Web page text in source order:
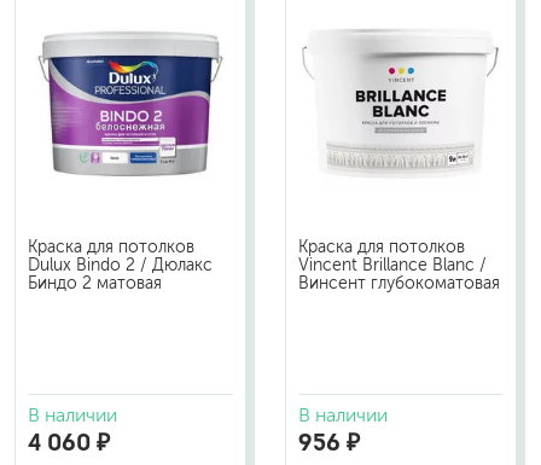
Краска для потолков
Dulux Bindo 2 / Дюлакс
Биндо 2 матовая
В наличии
4 060 ₽
Краска для потолков
Vincent Brillance Blanc /
Винсент глубокоматовая
В наличии
956 ₽